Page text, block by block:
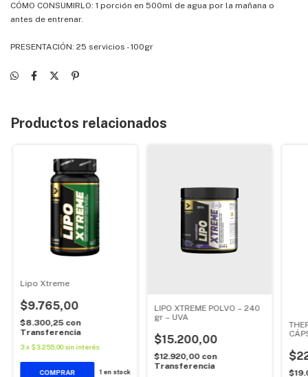
CÓMO CONSUMIRLO: 1 porción en 500ml de agua por la mañana o
antes de entrenar.
PRESENTACIÓN: 25 servicios - 100gr
Productos relacionados
Lipo Xtreme
$9.765,00
$8.300,25 con
Transferencia
3x $3.255,00 sin interés
1 en stock
LIPO XTREME POLVO – 240
gr – UVA
$15.200,00
$12.920,00 con
Transferencia